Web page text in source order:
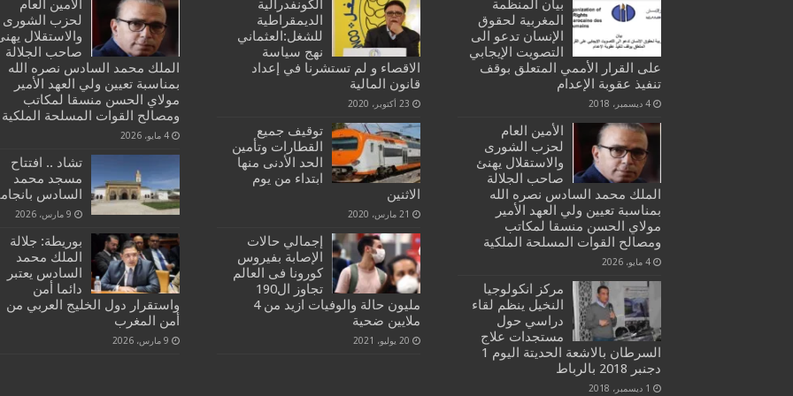
بيان المنظمة
المغربية لحقوق
الإنسان تدعو الى
التصويت الإيجابي
على القرار الأممي المتعلق بوقف
تنفيذ عقوبة الإعدام
4 ديسمبر، 2018
الأمين العام
لحزب الشورى
والاستقلال يهنئ
صاحب الجلالة
الملك محمد السادس نصره الله
بمناسبة تعيين ولي العهد الأمير
مولاي الحسن منسقا لمكاتب
ومصالح القوات المسلحة الملكية
4 مايو، 2026
مركز انكولوجيا
النخيل ينظم لقاء
دراسي حول
مستجدات علاج
السرطان بالاشعة الحديتة اليوم 1
دجنبر 2018 بالرباط
1 ديسمبر، 2018
الكونفدرالية
الديمقراطية
للشغل:العثماني
نهج سياسة
الاقصاء و لم تستشرنا في إعداد
قانون المالية
23 أكتوبر، 2020
توقيف جميع
القطارات وتأمين
الحد الأدنى منها
ابتداء من يوم
الاثنين
21 مارس، 2020
إجمالي حالات
الإصابة بفيروس
كورونا فى العالم
تجاوز ال190
مليون حالة والوفيات ازيد من 4
ملايين ضحية
20 يوليو، 2021
الأمين العام
لحزب الشورى
والاستقلال
صاحب الجلالة
الملك محمد السادس نصره الله
بمناسبة تعيين ولي العهد الأمير
مولاي الحسن منسقا لمكاتب
ومصالح القوات المسلحة الملكية
4 مايو، 2026
تشاد .. افتتاح
مسجد محمد
السادس
9 مارس، 2026
بوريطة: جلالة
الملك محمد
السادس يعتبر
دائما أمن
واستقرار دول الخليج العربي من
أمن المغرب
9 مارس، 2026